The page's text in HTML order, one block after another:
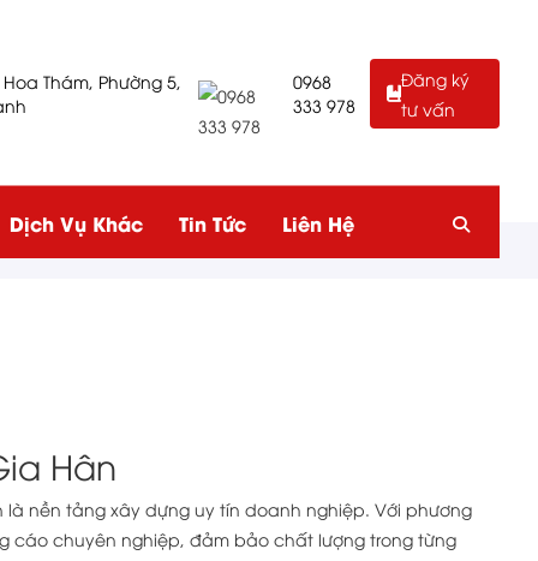
Thám, Phường 5,
0968
333 978
Đăng ký
tư vấn
Dịch Vụ Khác Tin Tức Liên Hệ
Hân
nền tảng xây dựng uy tín doanh nghiệp. Với phương
chuyên nghiệp, đảm bảo chất lượng trong từng